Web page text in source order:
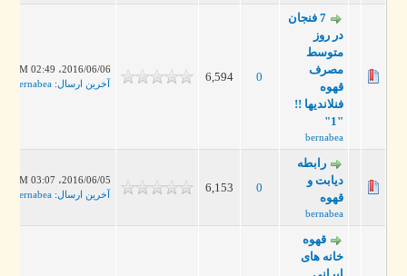
7 فنجان
در روز
متوسط
مصرف
قهوه
فنلاندیها !!
bernabea
6,594
2016/06/06، 02:49 PM
آخرین ارسال :
bernabea
رابطه
دیابت و
قهوه
bernabea
6,153
2016/06/05، 03:07 PM
آخرین ارسال :
bernabea
قهوه
خانه های